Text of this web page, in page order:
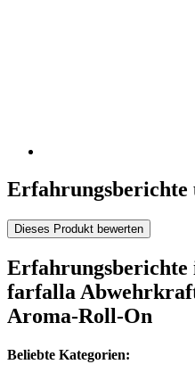
Erfahrungsberichte
Dieses Produkt bewerten
Erfahrungsberichte
farfalla
Aroma-Roll-On
Beliebte Kategorien: